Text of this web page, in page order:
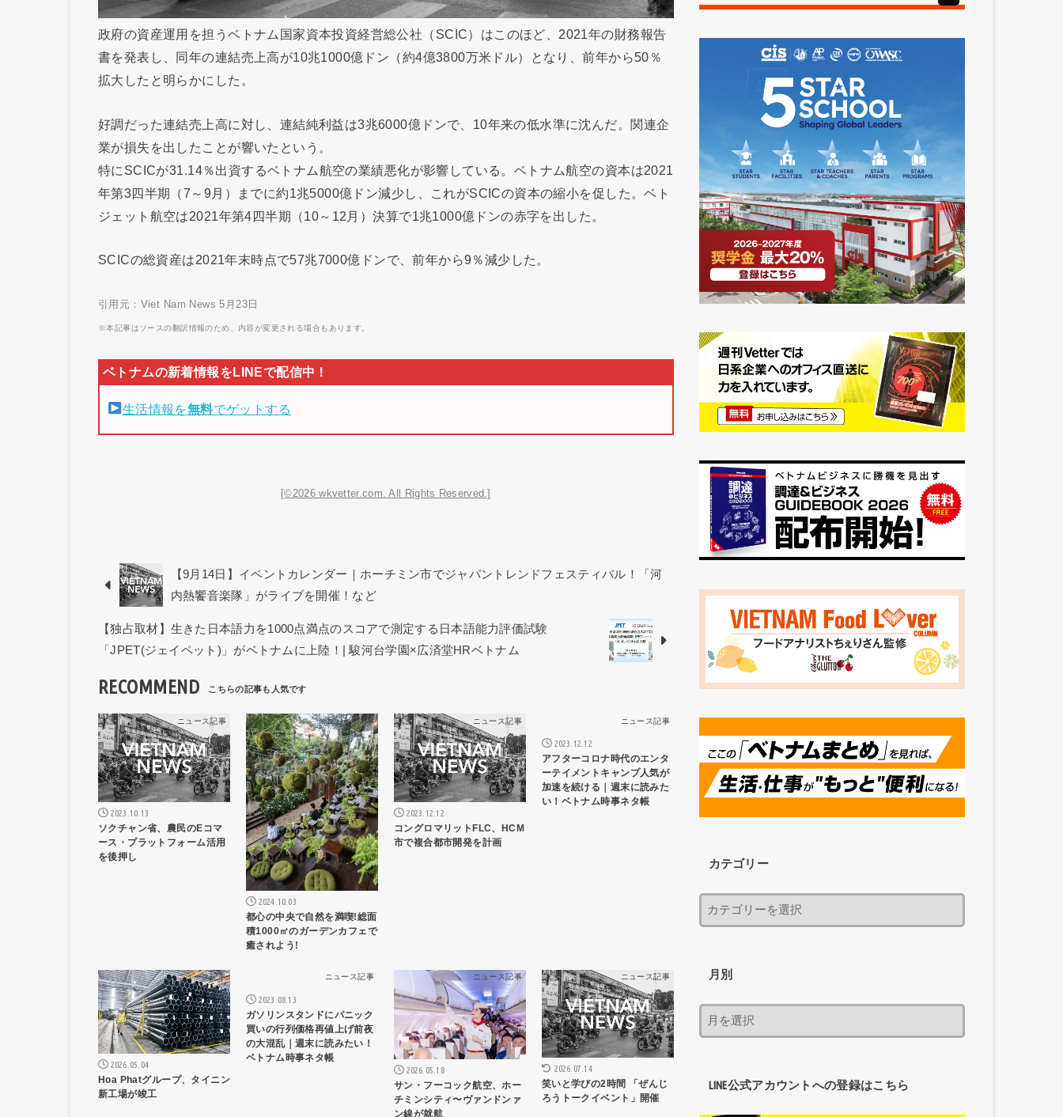
政府の資産運用を担うベトナム国家資本投資経営総公社（SCIC）はこのほど、2021年の財務報告
書を発表し、同年の連結売上高が10兆1000億ドン（約4億3800万米ドル）となり、前年から50％
拡大したと明らかにした。
好調だった連結売上高に対し、連結純利益は3兆6000億ドンで、10年来の低水準に沈んだ。関連企
業が損失を出したことが響いたという。
特にSCICが31.14％出資するベトナム航空の業績悪化が影響している。ベトナム航空の資本は2021
年第3四半期（7～9月）までに約1兆5000億ドン減少し、これがSCICの資本の縮小を促した。ベト
ジェット航空は2021年第4四半期（10～12月）決算で1兆1000億ドンの赤字を出した。
SCICの総資産は2021年末時点で57兆7000億ドンで、前年から9％減少した。
引用元：Viet Nam News 5月23日
※本記事はソースの翻訳情報のため、内容が変更される場合もあります。
生活情報を無料でゲットする
[©2026 wkvetter.com. All Rights Reserved.]
【9月14日】イベントカレンダー｜ホーチミン市でジャパントレンドフェスティバル！「河
内熱饗音楽隊」がライブを開催！など
【独占取材】生きた日本語力を1000点満点のスコアで測定する日本語能力評価試験
「JPET(ジェイペット)」がベトナムに上陸！| 駿河台学園×広済堂HRベトナム
RECOMMEND
ニュース記事
2023.10.13
ソクチャン省、農民のEコマ
ース・プラットフォーム活用
を後押し
ニュース記事
2024.10.03
都心の中央で自然を満喫!総面
積1000㎡のガーデンカフェで
癒されよう!
ニュース記事
2023.12.12
コングロマリットFLC、HCM
市で複合都市開発を計画
ニュース記事
2023.12.12
アフターコロナ時代のエンタ
ーテイメントキャンプ人気が
加速を続ける｜週末に読みた
い！ベトナム時事ネタ帳
ニュース記事
2026.05.04
Hoa Phatグループ、タイニン
新工場が竣工
ニュース記事
2023.08.13
ガソリンスタンドにパニック
買いの行列価格再値上げ前夜
の大混乱｜週末に読みたい！
ベトナム時事ネタ帳
ニュース記事
2026.05.18
サン・フーコック航空、ホー
チミンシティ〜ヴァンドンァ
ン線が就航
ニュース記事
2026.07.14
笑いと学びの2時間 「ぜんじ
ろうトークイベント」開催
カテゴリー
月別
LINE公式アカウントへの登録はこちら